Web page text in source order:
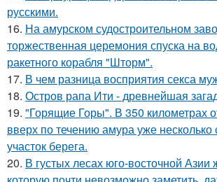
русскими.
16. На амурском судостроительном
торжественная церемония спуска на
ракетного корабля "Шторм".
17. В чем разница восприятия секса
18. Остров рапа Ити - древнейшая
19. "Горящие Горы". В 350 километрах
вверх по течению амура уже несколько
участок берега.
20. В густых лесах юго-восточной Азии